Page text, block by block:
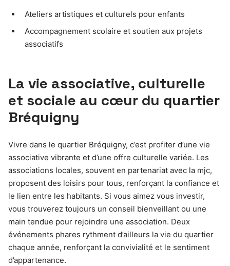
Ateliers artistiques et culturels pour enfants
Accompagnement scolaire et soutien aux projets
associatifs
La vie associative, culturelle
et sociale au cœur du quartier
Bréquigny
Vivre dans le quartier Bréquigny, c’est profiter d’une vie
associative vibrante et d’une offre culturelle variée. Les
associations locales, souvent en partenariat avec la mjc,
proposent des loisirs pour tous, renforçant la confiance et
le lien entre les habitants. Si vous aimez vous investir,
vous trouverez toujours un conseil bienveillant ou une
main tendue pour rejoindre une association. Deux
événements phares rythment d’ailleurs la vie du quartier
chaque année, renforçant la convivialité et le sentiment
d’appartenance.